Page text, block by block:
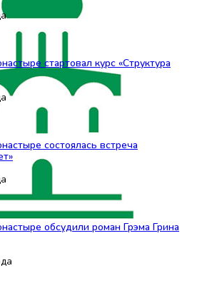
стартовал курс «Структура
состоялась встреча
обсудили роман Грэма Грина